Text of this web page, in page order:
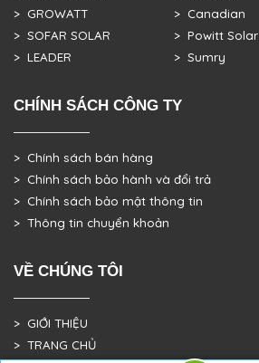
> GROWATT
> SOFAR SOLAR
> LEADER
> Canadian
> Powitt Solar
> Sumry
CHÍNH SÁCH CÔNG TY
> Chính sách bán hàng
> Chính sách bảo hành và đổi trả
> Chính sách bảo mật thông tin
> Thông tin chuyển khoản
VỀ CHÚNG TÔI
> GIỚI THIỆU
> TRANG CHỦ